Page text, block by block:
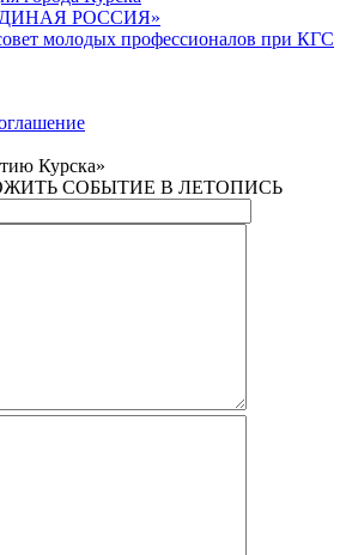
РОССИЯ»
молодых профессионалов при КГС
Курска»
СОБЫТИЕ В ЛЕТОПИСЬ